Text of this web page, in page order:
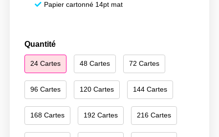
Papier cartonné 14pt mat
Quantité
24 Cartes 48 Cartes 72 Cartes
96 Cartes 120 Cartes 144 Cartes
168 Cartes 192 Cartes 216 Cartes
quantité
de
Happy
039